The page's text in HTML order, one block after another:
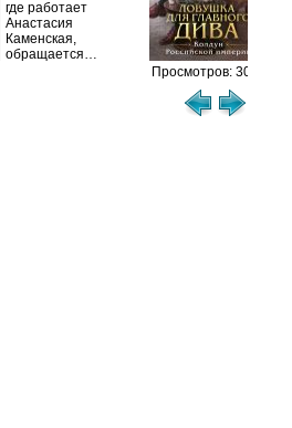
где работает
Анастасия
Каменская,
обращается…
Просмотров: 304